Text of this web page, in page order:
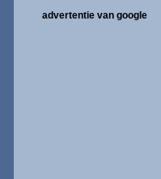
advertentie van google